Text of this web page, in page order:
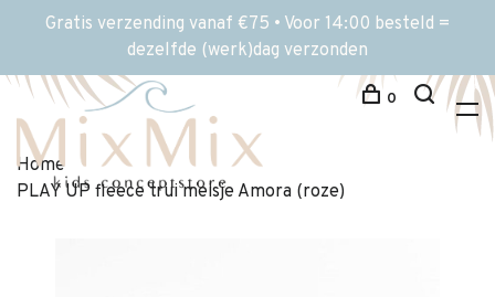
Gratis verzending vanaf €75 • Voor 14:00 besteld =
dezelfde (werk)dag verzonden
0
Home
PLAY UP fleece trui meisje Amora (roze)